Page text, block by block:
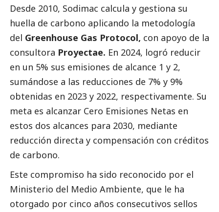
Desde 2010, Sodimac calcula y gestiona su
huella de carbono aplicando la metodología
del Greenhouse Gas Protocol, con apoyo de la
consultora Proyectae. En 2024, logró reducir
en un 5% sus emisiones de alcance 1 y 2,
sumándose a las reducciones de 7% y 9%
obtenidas en 2023 y 2022, respectivamente. Su
meta es alcanzar Cero Emisiones Netas en
estos dos alcances para 2030, mediante
reducción directa y compensación con créditos
de carbono.
Este compromiso ha sido reconocido por el
Ministerio del Medio Ambiente, que le ha
otorgado por cinco años consecutivos sellos